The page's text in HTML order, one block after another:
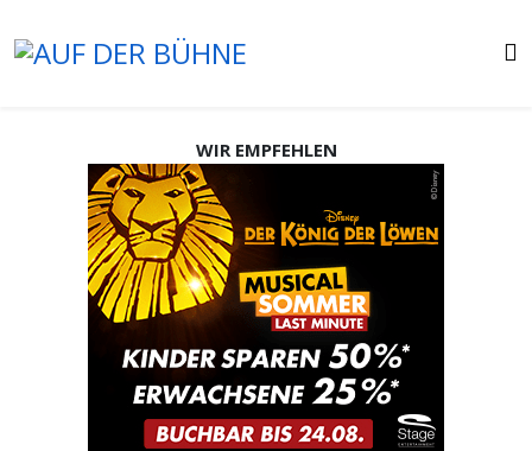
WIR EMPFEHLEN